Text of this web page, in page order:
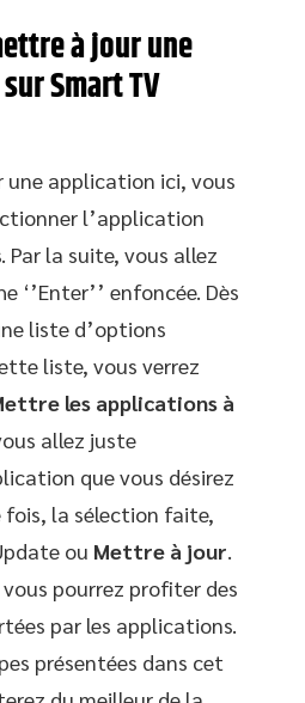
à jour une
Smart TV
une application ici, vous
l’application
Par la suite, vous allez
‘’Enter’’ enfoncée. Dès
liste d’options
liste, vous verrez
les applications à
allez juste
que vous désirez
fois, la sélection faite,
ou Mettre à jour
pourrez profiter des
par les applications.
présentées dans cet